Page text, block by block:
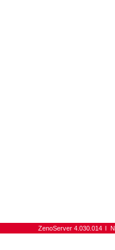
ZenoServer 4.030.014